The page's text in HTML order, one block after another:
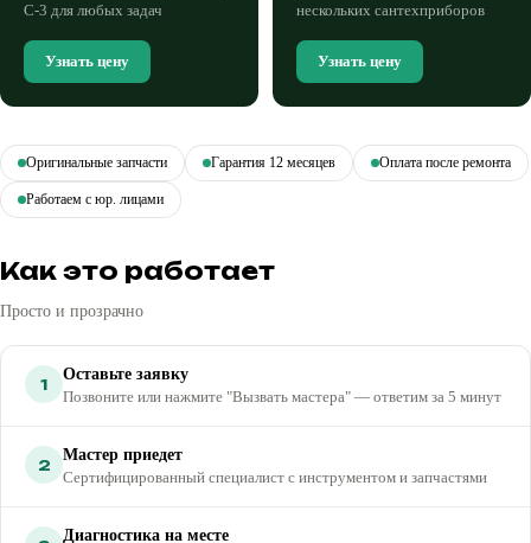
C-3 для любых задач
Узнать цену
нескольких сантехприборов
Узнать цену
Оригинальные запчасти Гарантия 12 месяцев Оплата после ремонта
Работаем с юр. лицами
Как это работает
Просто и прозрачно
1
Оставьте заявку
Позвоните или нажмите "Вызвать мастера" — ответим за 5 минут
2
Мастер приедет
Сертифицированный специалист с инструментом и запчастями
Диагностика на месте